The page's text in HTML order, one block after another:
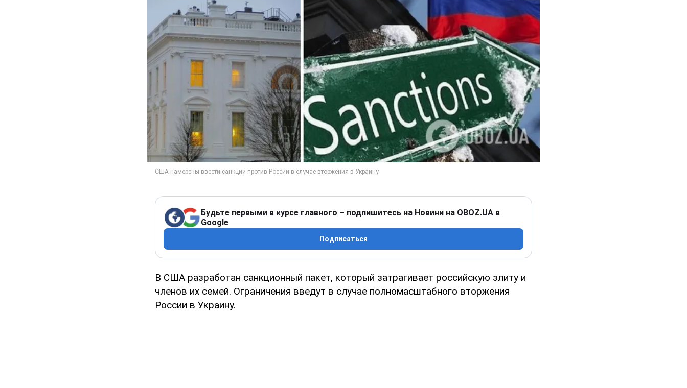
Будьте первыми в курсе главного – подпишитесь на Новини на OBOZ.UA в
Google
Подписаться
В США разработан санкционный пакет, который затрагивает российскую элиту и
членов их семей. Ограничения введут в случае полномасштабного вторжения
России в Украину.